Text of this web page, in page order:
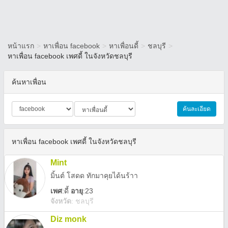
หน้าแรก > หาเพื่อน facebook > หาเพื่อนดี้ > ชลบุรี >
หาเพื่อน facebook เพศดี้ ในจังหวัดชลบุรี
ค้นหาเพื่อน
ค้นละเอียด
หาเพื่อน facebook เพศดี้ ในจังหวัดชลบุรี
Mint
มิ้นต์ โสดด ทักมาคุยได้นร้าา
เพศ:ดี้ อายุ:23
จังหวัด: ชลบุรี
Diz monk